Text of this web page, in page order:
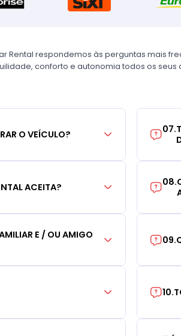
Rental respondemos às perguntas mais
conforto e autonomia todos os
O VEÍCULO?
ACEITA?
E / OU AMIGO
07.
08.
09.
10.